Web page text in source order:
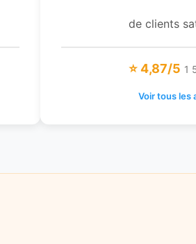
de clients
⭐ 4,87/5 1
Voir tous les